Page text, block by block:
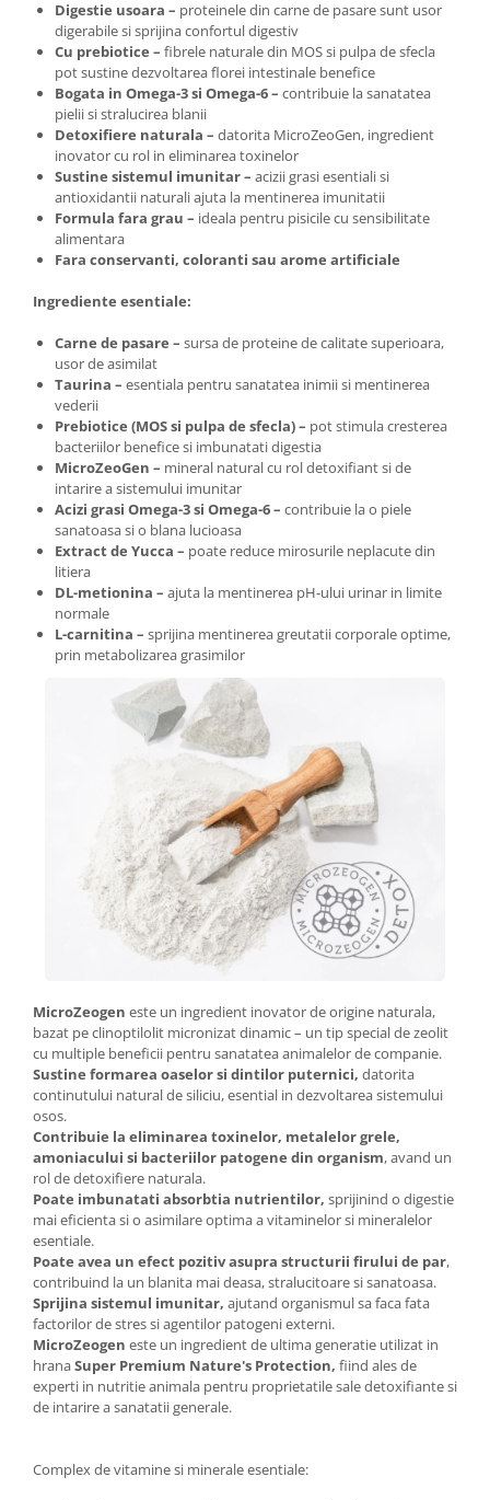
Digestie usoara – proteinele din carne de pasare sunt usor
digerabile si sprijina confortul digestiv
Cu prebiotice – fibrele naturale din MOS si pulpa de sfecla
pot sustine dezvoltarea florei intestinale benefice
Bogata in Omega-3 si Omega-6 – contribuie la sanatatea
pielii si stralucirea blanii
Detoxifiere naturala – datorita MicroZeoGen, ingredient
inovator cu rol in eliminarea toxinelor
Sustine sistemul imunitar – acizii grasi esentiali si
antioxidantii naturali ajuta la mentinerea imunitatii
Formula fara grau – ideala pentru pisicile cu sensibilitate
alimentara
Fara conservanti, coloranti sau arome artificiale
Ingrediente esentiale:
Carne de pasare – sursa de proteine de calitate superioara,
usor de asimilat
Taurina – esentiala pentru sanatatea inimii si mentinerea
vederii
Prebiotice (MOS si pulpa de sfecla) – pot stimula cresterea
bacteriilor benefice si imbunatati digestia
MicroZeoGen – mineral natural cu rol detoxifiant si de
intarire a sistemului imunitar
Acizi grasi Omega-3 si Omega-6 – contribuie la o piele
sanatoasa si o blana lucioasa
Extract de Yucca – poate reduce mirosurile neplacute din
litiera
DL-metionina – ajuta la mentinerea pH-ului urinar in limite
normale
L-carnitina – sprijina mentinerea greutatii corporale optime,
prin metabolizarea grasimilor
MicroZeogen este un ingredient inovator de origine naturala,
bazat pe clinoptilolit micronizat dinamic – un tip special de zeolit
cu multiple beneficii pentru sanatatea animalelor de companie.
Sustine formarea oaselor si dintilor puternici, datorita
continutului natural de siliciu, esential in dezvoltarea sistemului
osos.
Contribuie la eliminarea toxinelor, metalelor grele,
amoniacului si bacteriilor patogene din organism, avand un
rol de detoxifiere naturala.
Poate imbunatati absorbtia nutrientilor, sprijinind o digestie
mai eficienta si o asimilare optima a vitaminelor si mineralelor
esentiale.
Poate avea un efect pozitiv asupra structurii firului de par,
contribuind la un blanita mai deasa, stralucitoare si sanatoasa.
Sprijina sistemul imunitar, ajutand organismul sa faca fata
factorilor de stres si agentilor patogeni externi.
MicroZeogen este un ingredient de ultima generatie utilizat in
hranaSuper Premium Nature's Protection, fiind ales de
experti in nutritie animala pentru proprietatile sale detoxifiante si
de intarire a sanatatii generale.
Complex de vitamine si minerale esentiale: